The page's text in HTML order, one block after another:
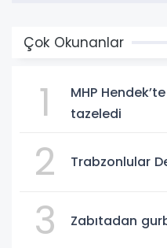
Çok Okunanlar
1
MHP
tazeledi
2 Trabzonlular
3 Zabıtadan